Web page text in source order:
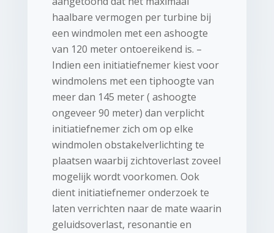
haalbare vermogen per turbine bij
een windmolen met een ashoogte
van 120 meter ontoereikend is. –
Indien een initiatiefnemer kiest voor
windmolens met een tiphoogte van
meer dan 145 meter ( ashoogte
ongeveer 90 meter) dan verplicht
initiatiefnemer zich om op elke
windmolen obstakelverlichting te
plaatsen waarbij zichtoverlast zoveel
mogelijk wordt voorkomen. Ook
dient initiatiefnemer onderzoek te
laten verrichten naar de mate waarin
geluidsoverlast, resonantie en